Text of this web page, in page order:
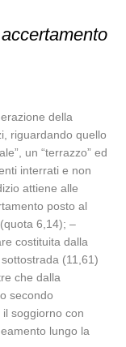
della
riguardando quello
un “terrazzo” ed
interrati e non
attiene alle
posto al
6,14); –
costituita dalla
(11,61)
che dalla
secondo
soggiorno con
lungo la